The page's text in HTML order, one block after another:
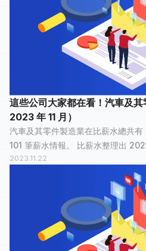
這些公司大家都在看！汽車及
2023 年 11 月）
汽車及其零件製造業在比薪水總共
101 筆薪水情報。 比薪水整理出 2023 年十一月最不能錯過的薪資
情報，讓正在物色新工作的大家，可
2023.11.22